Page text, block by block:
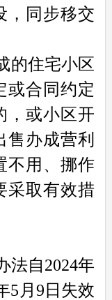
，同步移交
的住宅小区
或合同约定
，或小区开
售办成营利
不用、挪作
采取有效措
法自2024年
5月9日失效